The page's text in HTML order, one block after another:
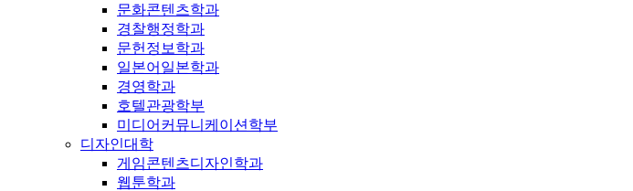
문화콘텐츠학과
경찰행정학과
문헌정보학과
일본어일본학과
경영학과
호텔관광학부
미디어커뮤니케이션학부
디자인대학
게임콘텐츠디자인학과
웹툰학과